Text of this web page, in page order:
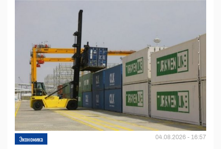
Экономика 04.08.2026 - 16:57